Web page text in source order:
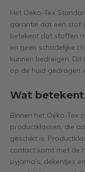
Het Oeko-Tex
garantie dat een stof
betekent dat stoffen
en geen schadelijke
kunnen bedreigen.
op de huid gedragen
Wat
Binnen het Oeko-Tex
productklassen, die
geschikt is.
contact komt met de
pyjama’s, dekentjes